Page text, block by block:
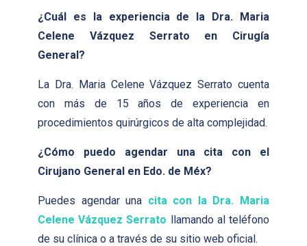
¿Cuál es la experiencia de la Dra. Maria
Celene Vázquez Serrato en Cirugía
General?
La Dra. Maria Celene Vázquez Serrato cuenta
con más de 15 años de experiencia en
procedimientos quirúrgicos de alta complejidad.
¿Cómo puedo agendar una cita con el
Cirujano General en Edo. de Méx?
Puedes agendar una cita con la Dra. Maria
Celene Vázquez Serrato llamando al teléfono
de su clínica o a través de su sitio web oficial.